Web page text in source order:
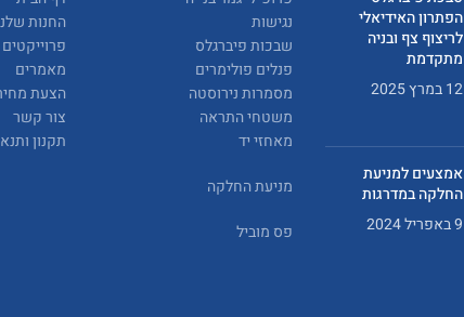
הפתרון האידיאלי
לריצוף צף ובניה
מתקדמת
12 במרץ 2025
אמצעים למניעת
החלקה במדרגות
9 באפריל 2024
נגישות
שבכות פיברגלס
פנלים פולימרים
מסמרות נירוסטה
משטחי התראה
מאחזי יד
מניעת החלקה
פס מוביל
החנות
פרוייקטים
מאמרים
הצעת
צור קשר
תקנון